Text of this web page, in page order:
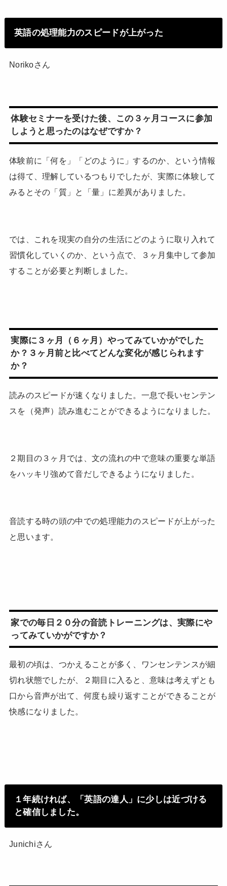
英語の処理能力のスピードが上がった
Norikoさん
体験セミナーを受けた後、この３ヶ月コースに参加
しようと思ったのはなぜですか？
体験前に「何を」「どのように」するのか、という情報
は得て、理解しているつもりでしたが、実際に体験して
みるとその「質」と「量」に差異がありました。
では、これを現実の自分の生活にどのように取り入れて
習慣化していくのか、という点で、３ヶ月集中して参加
することが必要と判断しました。
実際に３ヶ月（６ヶ月）やってみていかがでした
か？３ヶ月前と比べてどんな変化が感じられます
か？
読みのスピードが速くなりました。一息で長いセンテン
スを（発声）読み進むことができるようになりました。
２期目の３ヶ月では、文の流れの中で意味の重要な単語
をハッキリ強めて音だしできるようになりました。
音読する時の頭の中での処理能力のスピードが上がった
と思います。
家での毎日２０分の音読トレーニングは、実際にや
ってみていかがですか？
最初の頃は、つかえることが多く、ワンセンテンスが細
切れ状態でしたが、２期目に入ると、意味は考えずとも
口から音声が出て、何度も繰り返すことができることが
快感になりました。
１年続ければ、「英語の達人」に少しは近づける
と確信しました。
Junichiさん